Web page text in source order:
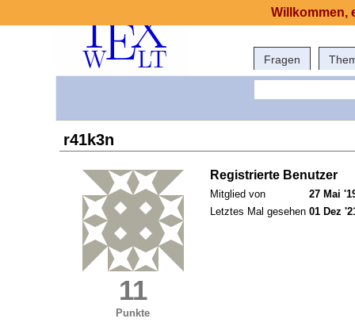
Fragen
r41k3n
11
Punkte
Registrierte Benutzer
Mitglied von
27 Mai
Letztes Mal gesehen 01 Dez
Willkommen,